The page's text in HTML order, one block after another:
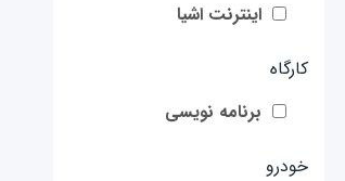
اینترنت اشیا
کارگاه
برنامه نویسی
خودرو